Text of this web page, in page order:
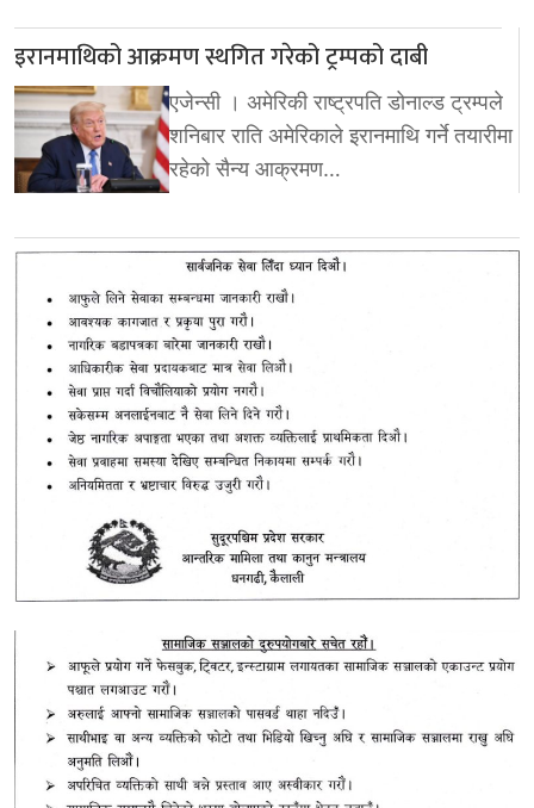
इरानमाथिको आक्रमण स्थगित गरेको ट्रम्पको दाबी
एजेन्सी । अमेरिकी राष्ट्रपति डोनाल्ड ट्रम्पले
शनिबार राति अमेरिकाले इरानमाथि गर्ने तयारीमा
रहेको सैन्य आक्रमण…